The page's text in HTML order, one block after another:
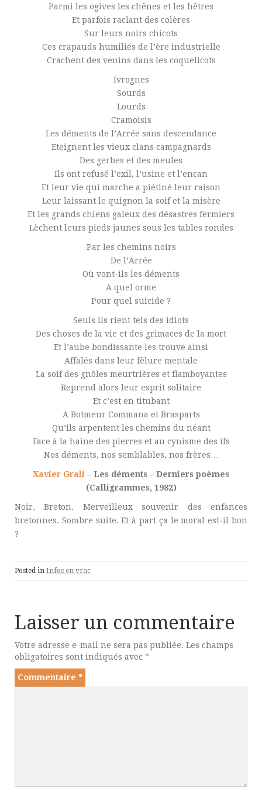
Parmi les ogives les chênes et les hêtres
Et parfois raclant des colères
Sur leurs noirs chicots
Ces crapauds humiliés de l’ère industrielle
Crachent des venins dans les coquelicots
Ivrognes
Sourds
Lourds
Cramoisis
Les déments de l’Arrée sans descendance
Eteignent les vieux clans campagnards
Des gerbes et des meules
Ils ont refusé l’exil, l’usine et l’encan
Et leur vie qui marche a piétiné leur raison
Leur laissant le quignon la soif et la misère
Et les grands chiens galeux des désastres fermiers
Lèchent leurs pieds jaunes sous les tables rondes
Par les chemins noirs
De l’Arrée
Où vont-ils les déments
A quel orme
Pour quel suicide ?
Seuls ils rient tels des idiots
Des choses de la vie et des grimaces de la mort
Et l’aube bondissante les trouve ainsi
Affalés dans leur fêlure mentale
La soif des gnôles meurtrières et flamboyantes
Reprend alors leur esprit solitaire
Et c’est en titubant
A Botmeur Commana et Brasparts
Qu’ils arpentent les chemins du néant
Face à la haine des pierres et au cynisme des ifs
Nos déments, nos semblables, nos frères…
Xavier Grall – Les déments – Derniers poèmes
(Calligrammes, 1982)
Noir. Breton. Merveilleux souvenir des enfances
bretonnes. Sombre suite. Et à part ça le moral est-il bon
?
Posted in Infos en vrac
Laisser un commentaire
Votre adresse e-mail ne sera pas publiée. Les champs
obligatoires sont indiqués avec *
Commentaire *